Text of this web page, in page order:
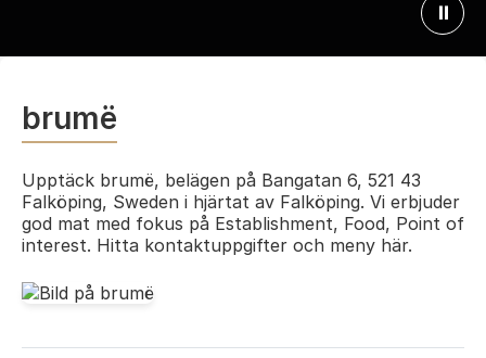
⏸
brumë
Upptäck brumë, belägen på Bangatan 6, 521 43
Falköping, Sweden i hjärtat av Falköping. Vi erbjuder
god mat med fokus på Establishment, Food, Point of
interest. Hitta kontaktuppgifter och meny här.